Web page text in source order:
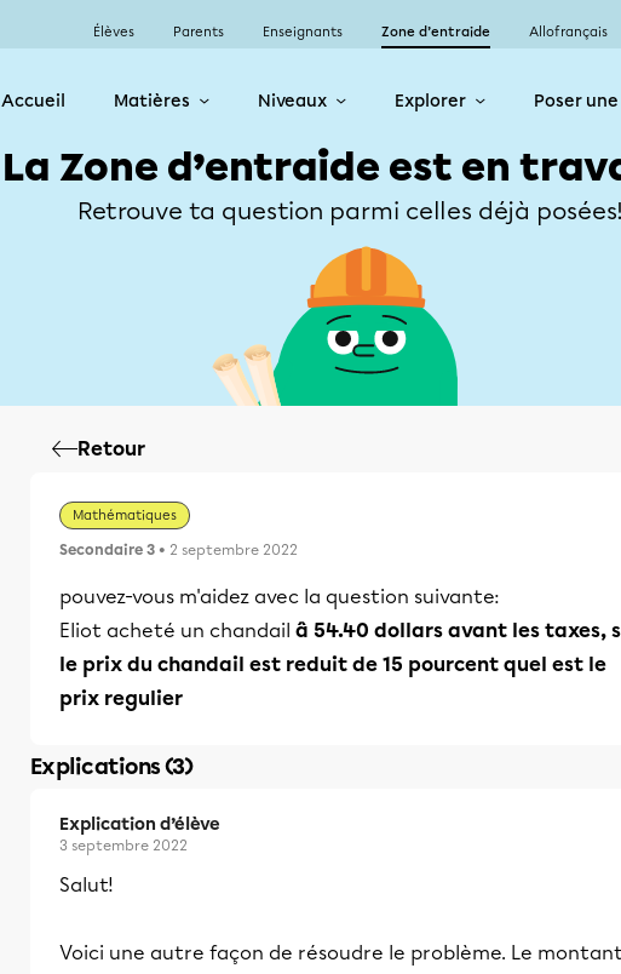
Élèves Parents Enseignants Zone d’entraide Allofrançais
Accueil Matières Niveaux Explorer Poser
La Zone d’entraide est en
Retrouve ta question parmi celles déjà
Retour
Mathématiques
Secondaire 3 • 2 septembre 2022
pouvez-vous m'aidez avec la question suivante:
Eliot acheté un chandail â 54.40 dollars avant les taxes,
le prix du chandail est reduit de 15 pourcent quel est le
prix regulier
Explications (3)
Explication d’élève
3 septembre 2022
Salut!
Voici une autre façon de résoudre le problème. Le